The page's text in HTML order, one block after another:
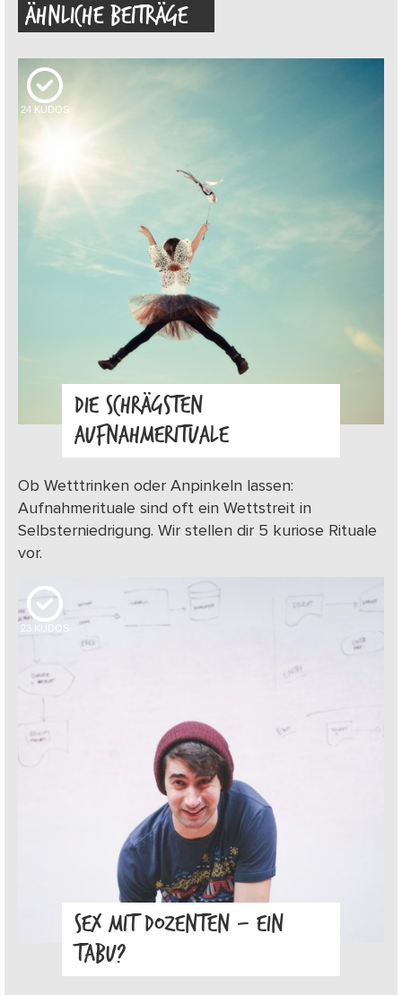
ÄHNLICHE BEITRÄGE
24 KUDOS
DIE SCHRÄGSTEN
AUFNAHMERITUALE
Ob Wetttrinken oder Anpinkeln lassen:
Aufnahmerituale sind oft ein Wettstreit in
Selbsterniedrigung. Wir stellen dir 5 kuriose Rituale
vor.
23 KUDOS
SEX MIT DOZENTEN – EIN
TABU?